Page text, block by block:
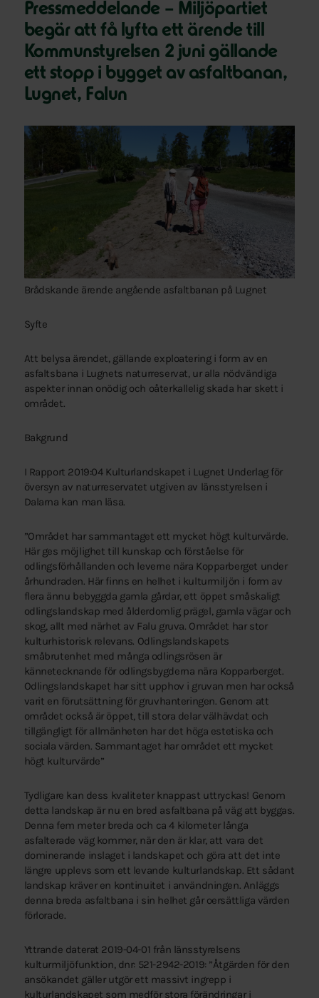
Pressmeddelande – Miljöpartiet
begär att få lyfta ett ärende till
Kommunstyrelsen 2 juni gällande
ett stopp i bygget av asfaltbanan,
Lugnet, Falun
Brådskande ärende angående asfaltbanan på Lugnet
Syfte
Att belysa ärendet, gällande exploatering i form av en
asfaltsbana i Lugnets naturreservat, ur alla nödvändiga
aspekter innan onödig och oåterkallelig skada har skett i
området.
Bakgrund
I Rapport 2019:04 Kulturlandskapet i Lugnet Underlag för
översyn av naturreservatet utgiven av länsstyrelsen i
Dalarna kan man läsa.
”Området har sammantaget ett mycket högt kulturvärde.
Här ges möjlighet till kunskap och förståelse för
odlingsförhållanden och leverne nära Kopparberget under
århundraden. Här finns en helhet i kulturmiljön i form av
flera ännu bebyggda gamla gårdar, ett öppet småskaligt
odlingslandskap med ålderdomlig prägel, gamla vägar och
skog, allt med närhet av Falu gruva. Området har stor
kulturhistorisk relevans. Odlingslandskapets
småbrutenhet med många odlingsrösen är
kännetecknande för odlingsbygderna nära Kopparberget.
Odlingslandskapet har sitt upphov i gruvan men har också
varit en förutsättning för gruvhanteringen. Genom att
området också är öppet, till stora delar välhävdat och
tillgängligt för allmänheten har det höga estetiska och
sociala värden. Sammantaget har området ett mycket
högt kulturvärde”
Tydligare kan dess kvaliteter knappast uttryckas! Genom
detta landskap är nu en bred asfaltbana på väg att byggas.
Denna fem meter breda och ca 4 kilometer långa
asfalterade väg kommer, när den är klar, att vara det
dominerande inslaget i landskapet och göra att det inte
längre upplevs som ett levande kulturlandskap. Ett sådant
landskap kräver en kontinuitet i användningen. Anläggs
denna breda asfaltbana i sin helhet går oersättliga värden
förlorade.
Yttrande daterat 2019-04-01 från länsstyrelsens
kulturmiljöfunktion, dnr: 521-2942-2019: ”Åtgärden för den
ansökandet gäller utgör ett massivt ingrepp i
kulturlandskapet som medför stora förändringar i